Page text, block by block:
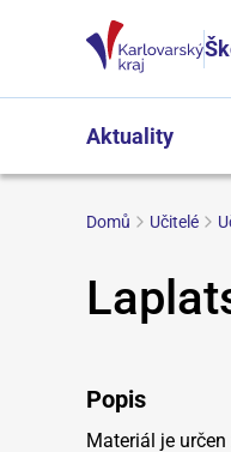
Aktuality
Domů Učitelé
Popis
Materiál je